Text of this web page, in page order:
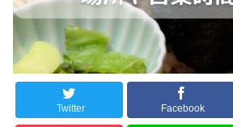
Twitter Facebook